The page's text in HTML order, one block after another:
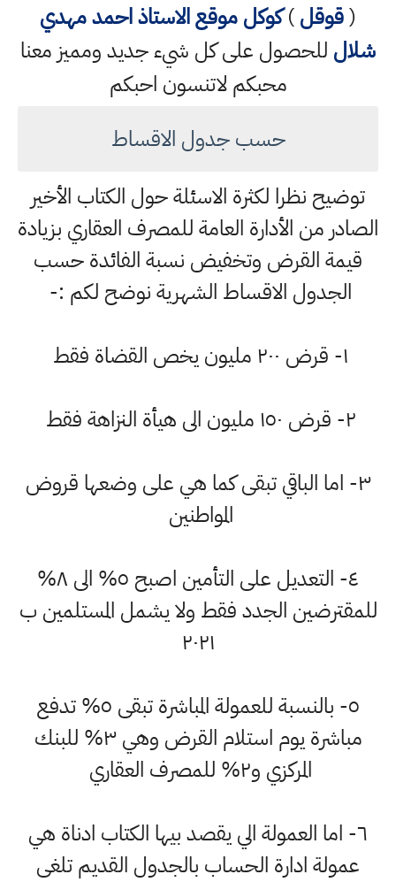
(قوقل)كوكلموقع الاستاذ احمد مهدي
شلال للحصول على كل شيء جديد ومميز معنا
محبكم لاتنسون احبكم
حسب جدول الاقساط
توضيح نظرا لكثرة الاسئلة حول الكتاب الأخير
الصادر من الأدارة العامة للمصرف العقاري بزيادة
قيمة القرض وتخفيض نسبة الفائدة حسب
الجدول الاقساط الشهرية نوضح لكم :-
١- قرض ٢٠٠ مليون يخص القضاة فقط
٢- قرض ١٥٠ مليون الى هيأة النزاهة فقط
٣- اما الباقي تبقى كما هي على وضعها قروض
المواطنين
٤- التعديل على التأمين اصبح ٥% الى ٨%
للمقترضين الجدد فقط ولا يشمل المستلمين ب
٢٠٢١
٥- بالنسبة للعمولة المباشرة تبقى ٥% تدفع
مباشرة يوم استلام القرض وهي ٣% للبنك
المركزي و٢% للمصرف العقاري
٦- اما العمولة الي يقصد بيها الكتاب ادناة هي
عمولة ادارة الحساب بالجدول القديم تلغى